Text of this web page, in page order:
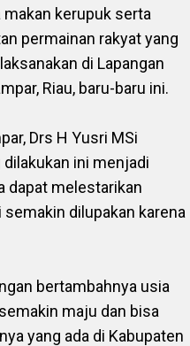
makan kerupuk serta
permainan rakyat yang
di Lapangan
Riau, baru-baru ini.
Drs H Yusri MSi
ini menjadi
dapat melestarikan
dilupakan karena
bertambahnya usia
maju dan bisa
yang ada di Kabupaten